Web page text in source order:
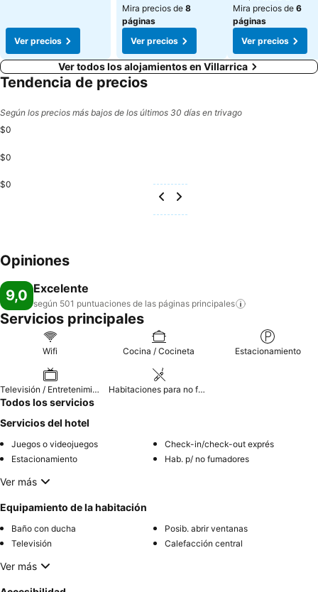
Ver precios
Mira precios de 8
páginas
Ver precios
Mira precios de 6
páginas
Ver precios
Ver todos los alojamientos en Villarrica
Tendencia de precios
Según los precios más bajos de los últimos 30 días en trivago
$0
$0
$0
Opiniones
9,0 Excelente
según 501 puntuaciones de las páginas principales
Servicios principales
Wifi Cocina / Cocineta Estacionamiento
Televisión / Entretenimiento Habitaciones para no fumadores
Todos los servicios
Servicios del hotel
Juegos o videojuegos
Check-in/check-out exprés
Estacionamiento
Hab. p/ no fumadores
Ver más
Equipamiento de la habitación
Baño con ducha
Posib. abrir ventanas
Televisión
Calefacción central
Ver más